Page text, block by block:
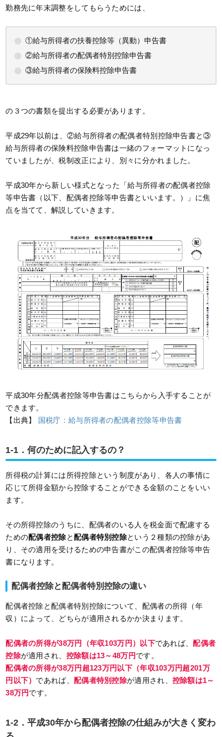
勤務先に年末調整をしてもらうためには、
①給与所得者の扶養控除等（異動）申告書
②給与所得者の配偶者特別控除申告書
③給与所得者の保険料控除申告書
の３つの書類を提出する必要があります。
平成29年以前は、②給与所得者の配偶者特別控除申告書と③
給与所得者の保険料控除申告書は一緒のフォーマットになっ
ていましたが、税制改正により、別々に分かれました。
平成30年から新しい様式となった「給与所得者の配偶者控除
等申告書（以下、配偶者控除等申告書といいます。）」に焦
点を当てて、解説していきます。
平成30年分配偶者控除等申告書はこちらから入手することが
できます。
【出典】
国税庁：給与所得者の配偶者控除等申告書
1-1．何のために記入するの？
所得税の計算には所得控除という制度があり、各人の事情に
応じて所得金額から控除することができる金額のことをいい
ます。
その所得控除のうちに、配偶者のいる人を税金面で配慮する
ための配偶者控除と配偶者特別控除という２種類の控除があ
り、その適用を受けるための申告書がこの配偶者控除等申告
書になります。
配偶者控除と配偶者特別控除の違い
配偶者控除と配偶者特別控除について、配偶者の所得（年
収）によって、どちらが適用されるかか決まります。
配偶者の所得が38万円（年収103万円）以下であれば、配偶者
控除が適用され、 控除額は13～48万円です。
配偶者の所得が38万円超123万円以下（年収103万円超201万
円以下） であれば、 配偶者特別控除が適用され、 控除額は1～
38万円です。
1-2．平成30年から配偶者控除の仕組みが大きく変わ